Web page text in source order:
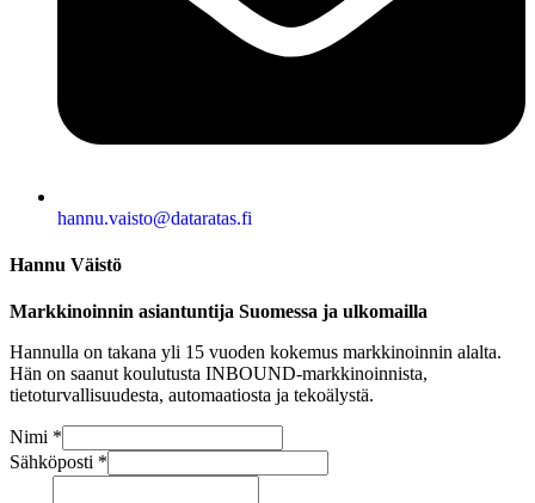
hannu.vaisto@dataratas.fi
Hannu Väistö
Markkinoinnin asiantuntija Suomessa ja ulkomailla
Hannulla on takana yli 15 vuoden kokemus markkinoinnin alalta.
Hän on saanut koulutusta INBOUND-markkinoinnista,
tietoturvallisuudesta, automaatiosta ja tekoälystä.
Nimi *
Sähköposti *